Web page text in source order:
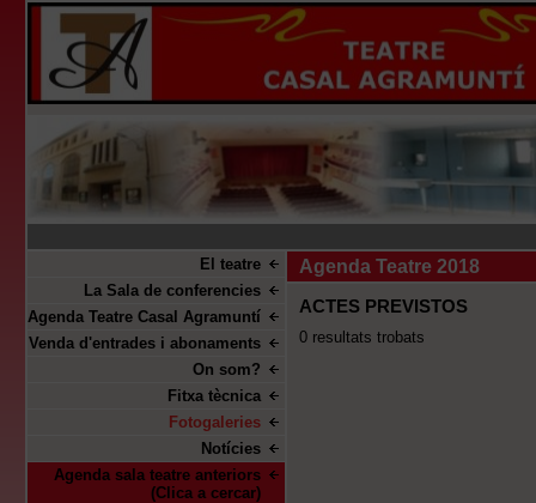
El teatre
La Sala de conferencies
Agenda Teatre Casal Agramuntí
Venda d'entrades i abonaments
On som?
Fitxa tècnica
Fotogaleries
Notícies
Agenda sala teatre anteriors
(Clica a cercar)
Agenda Teatre 2018
ACTES PREVISTOS
0 resultats trobats